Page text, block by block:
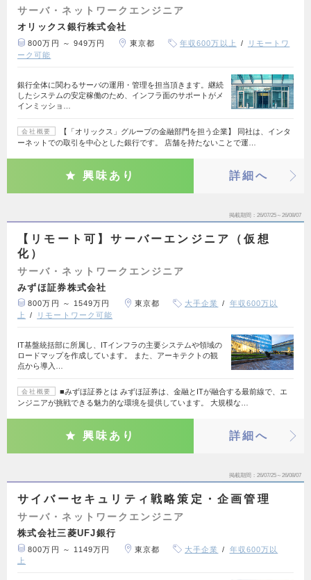
サーバ・ネットワークエンジニア
オリックス銀行株式会社
800万円 ～ 949万円 東京都 年収600万以上
リモートワ
ーク可能
銀行全体に関わるサーバの運用・管理を担当頂きます。継続
したシステムの安定稼働のため、インフラ面のサポートがメ
インミッショ…
会社概要
【「オリックス」グループの金融部門を担う企業】 同社は、インタ
ーネットでの取引を中心とした銀行です。 店舗を持たないことで運…
興味あり 詳細へ
掲載期間 26/07/25～26/08/07
【リモート可】サーバーエンジニア（仮想
化）
サーバ・ネットワークエンジニア
みずほ証券株式会社
800万円 ～ 1549万円 東京都 大手企業
年収600万以
上
リモートワーク可能
IT基盤統括部に所属し、ITインフラの主要システムや領域の
ロードマップを作成しています。 また、アーキテクトの観
点から導入…
会社概要
■みずほ証券とは みずほ証券は、金融とITが融合する最前線で、エ
ンジニアが挑戦できる魅力的な環境を提供しています。 大規模な…
興味あり 詳細へ
掲載期間 26/07/25～26/08/07
サイバーセキュリティ戦略策定・企画管理
サーバ・ネットワークエンジニア
株式会社三菱UFJ銀行
800万円 ～ 1149万円 東京都 大手企業
年収600万以
上